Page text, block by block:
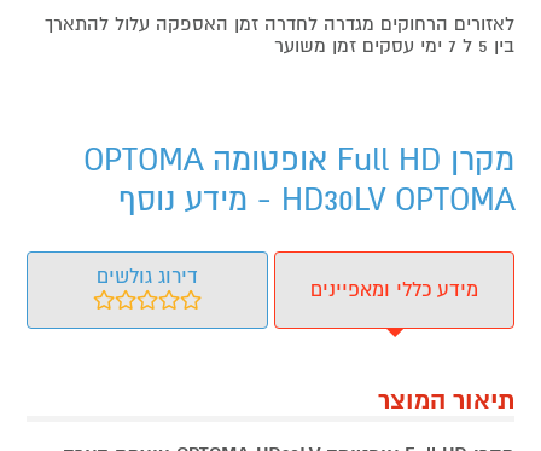
לאזורים הרחוקים מגדרה לחדרה זמן האספקה עלול להתארך
בין 5 ל 7 ימי עסקים זמן משוער
מקרן Full HD אופטומה OPTOMA
HD30LV OPTOMA - מידע נוסף
מידע כללי ומאפיינים
דירוג גולשים
תיאור המוצר